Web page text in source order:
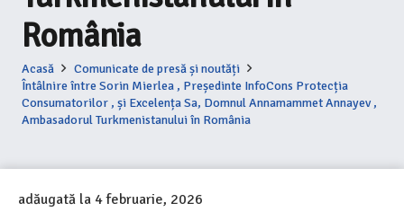
România
Acasă
Comunicate de presă și noutăți
Întâlnire între Sorin Mierlea , Președinte InfoCons Protecția
Consumatorilor , și Excelența Sa, Domnul Annamammet Annayev ,
Ambasadorul Turkmenistanului în România
adăugată la 4 februarie, 2026